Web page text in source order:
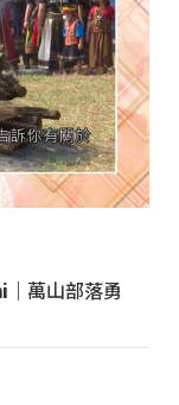
｜萬山部落勇